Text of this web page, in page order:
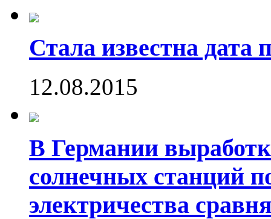
Стала известна дата
12.08.2015
В Германии
солнечных станций
электричества